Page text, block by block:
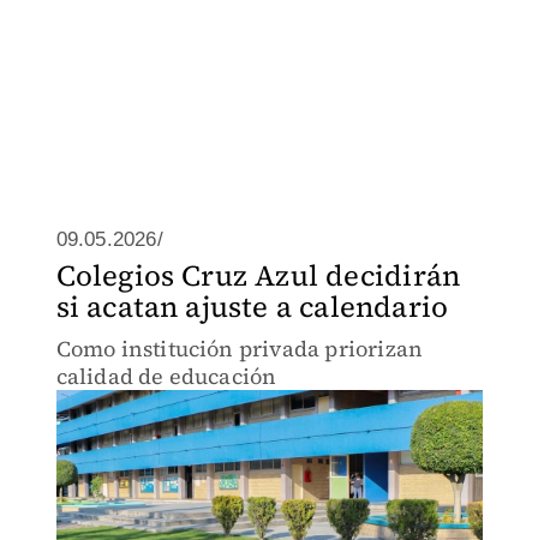
09.05.2026/
Colegios Cruz Azul decidirán
si acatan ajuste a calendario
Como institución privada priorizan
calidad de educación